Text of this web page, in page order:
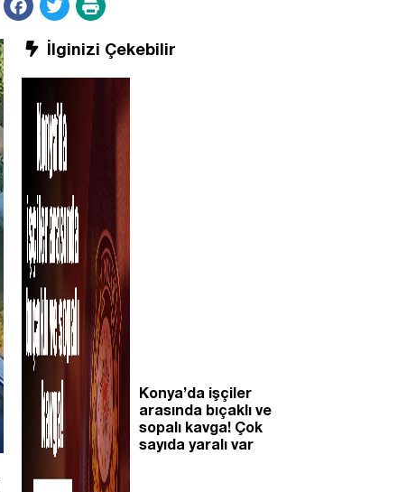
İlginizi Çekebilir
Konya’da işçiler
arasında bıçaklı ve
sopalı kavga! Çok
sayıda yaralı var